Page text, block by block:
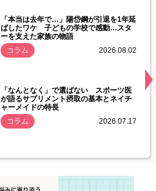
「本当は去年で…」陽岱鋼が引退を1年延
ばしたワケ 子どもの学校で感動…スタ
ーを支えた家族の物語
コラム
2026.08.02
「なんとなく」で選ばない スポーツ医
が語るサプリメント摂取の基本とネイチ
ャーメイドの特長
コラム
2026.07.17